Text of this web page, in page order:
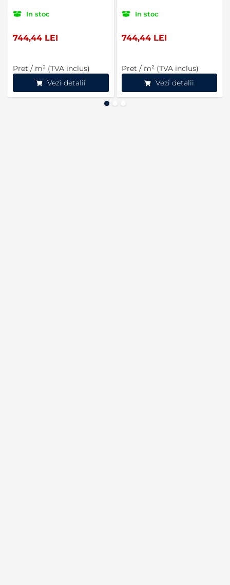
In stoc
744,44 LEI
Pret / m² (TVA inclus)
Vezi detalii
In stoc
744,44 LEI
Pret / m² (TVA inclus)
Vezi detalii